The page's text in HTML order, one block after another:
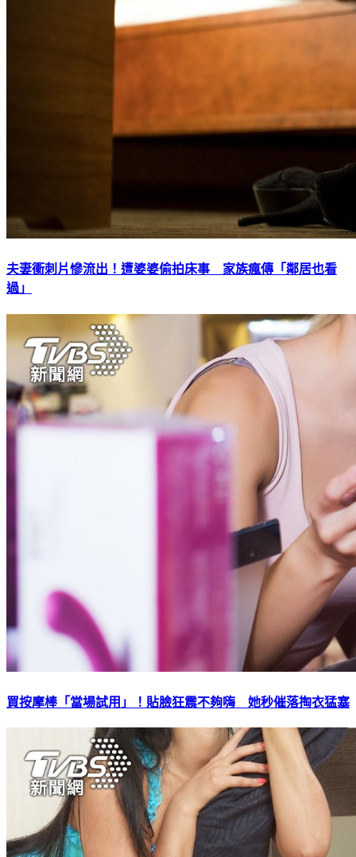
夫妻衝刺片慘流出！遭婆婆偷拍床事 家族瘋傳「鄰居也看
過」
買按摩棒「當場試用」！貼臉狂震不夠嗨 她秒催落掏衣猛塞